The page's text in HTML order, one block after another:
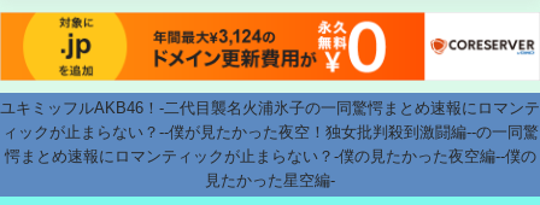
ユキミッフルAKB46！-二代目襲名火浦氷子の一同驚愕まとめ速報にロマンテ
ィックが止まらない？--僕が見たかった夜空！独女批判殺到激闘編--の一同驚
愕まとめ速報にロマンティックが止まらない？-僕の見たかった夜空編--僕の
見たかった星空編-